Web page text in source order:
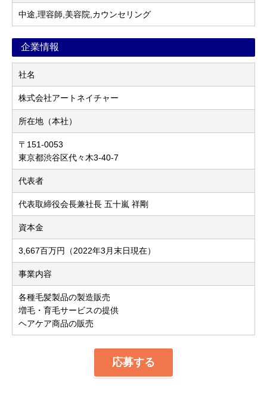
中途,理容師,美容院,カウンセリング
企業情報
社名
株式会社アートネイチャー
所在地（本社）
〒151-0053
東京都渋谷区代々木3-40-7
代表者
代表取締役会長兼社長 五十嵐 祥剛
資本金
3,667百万円（2022年3月末日現在）
事業内容
各種毛髪製品の製造販売
増毛・育毛サービスの提供
ヘアケア商品の販売
応募する